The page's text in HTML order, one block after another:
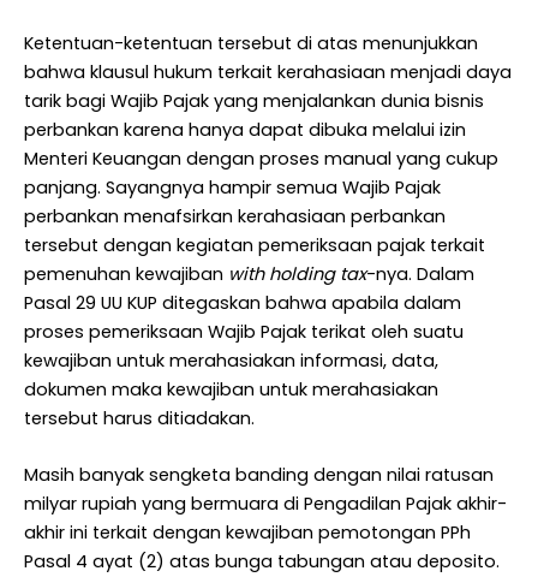
Ketentuan-ketentuan tersebut di atas menunjukkan
bahwa klausul hukum terkait kerahasiaan menjadi daya
tarik bagi Wajib Pajak yang menjalankan dunia bisnis
perbankan karena hanya dapat dibuka melalui izin
Menteri Keuangan dengan proses manual yang cukup
panjang. Sayangnya hampir semua Wajib Pajak
perbankan menafsirkan kerahasiaan perbankan
tersebut dengan kegiatan pemeriksaan pajak terkait
pemenuhan kewajiban with holding tax-nya. Dalam
Pasal 29 UU KUP ditegaskan bahwa apabila dalam
proses pemeriksaan Wajib Pajak terikat oleh suatu
kewajiban untuk merahasiakan informasi, data,
dokumen maka kewajiban untuk merahasiakan
tersebut harus ditiadakan.
Masih banyak sengketa banding dengan nilai ratusan
milyar rupiah yang bermuara di Pengadilan Pajak akhir-
akhir ini terkait dengan kewajiban pemotongan PPh
Pasal 4 ayat (2) atas bunga tabungan atau deposito.